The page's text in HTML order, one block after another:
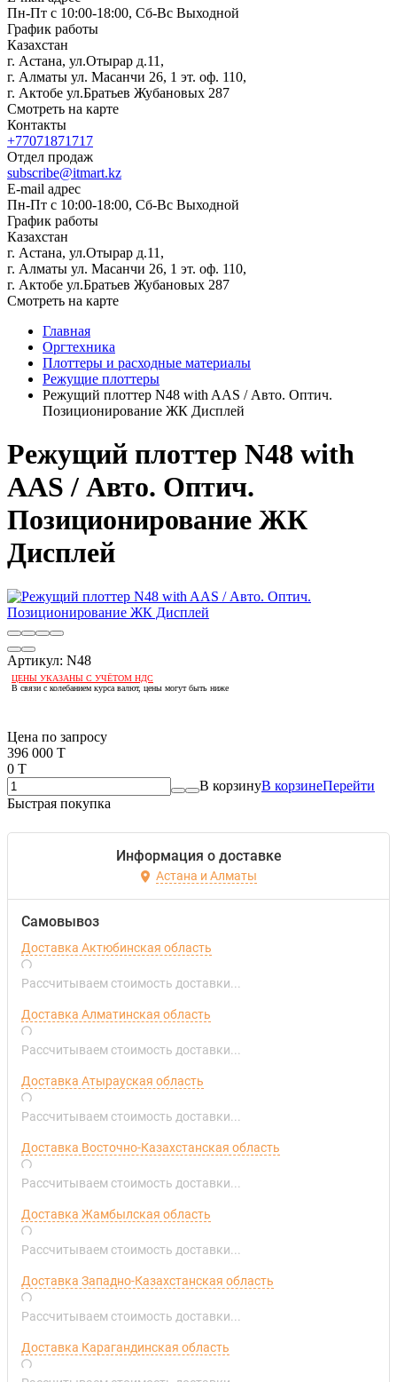
Пн-Пт с 10:00-18:00, Сб-Вс Выходной
График работы
Казахстан
г. Астана, ул.Отырар д.11,
г. Алматы ул. Масанчи 26, 1 эт. оф. 110,
г. Актобе ул.Братьев Жубановых 287
Смотреть на карте
Контакты
+77071871717
Отдел продаж
subscribe@itmart.kz
E-mail адрес
Пн-Пт с 10:00-18:00, Сб-Вс Выходной
График работы
Казахстан
г. Астана, ул.Отырар д.11,
г. Алматы ул. Масанчи 26, 1 эт. оф. 110,
г. Актобе ул.Братьев Жубановых 287
Смотреть на карте
Главная
Оргтехника
Плоттеры и расходные материалы
Режущие плоттеры
Режущий плоттер N48 with AAS / Авто. Оптич.
Позиционирование ЖК Дисплей
Режущий плоттер N48 with
AAS / Авто. Оптич.
Позиционирование ЖК
Дисплей
Артикул: N48
ЦЕНЫ УКАЗАНЫ С УЧЁТОМ НДС
В связи с колебанием курса валют, цены могут быть ниже
Цена по запросу
396 000 T
0 T
В корзинуВ корзинеПерейти
Быстрая покупка
Информация о доставке
Астана и Алматы
Самовывоз
Доставка Актюбинская область
Рассчитываем стоимость доставки...
Доставка Алматинская область
Рассчитываем стоимость доставки...
Доставка Атырауская область
Рассчитываем стоимость доставки...
Доставка Восточно-Казахстанская область
Рассчитываем стоимость доставки...
Доставка Жамбылская область
Рассчитываем стоимость доставки...
Доставка Западно-Казахстанская область
Рассчитываем стоимость доставки...
Доставка Карагандинская область